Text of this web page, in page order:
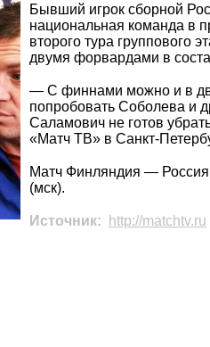
Бывший игрок сборной
национальная команда в
второго тура группового
двумя форвардами в
— С финнами можно и в
попробовать Соболева и
Саламович не готов
«Матч ТВ» в Санкт-
Матч Финляндия — Россия
(мск).
Источник: http://matchtv.ru